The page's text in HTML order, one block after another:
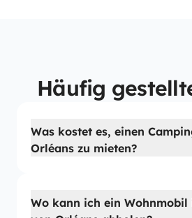
Häufig
Was kostet es, einen
Orléans zu mieten?
Wo kann ich ein Wohnmobil